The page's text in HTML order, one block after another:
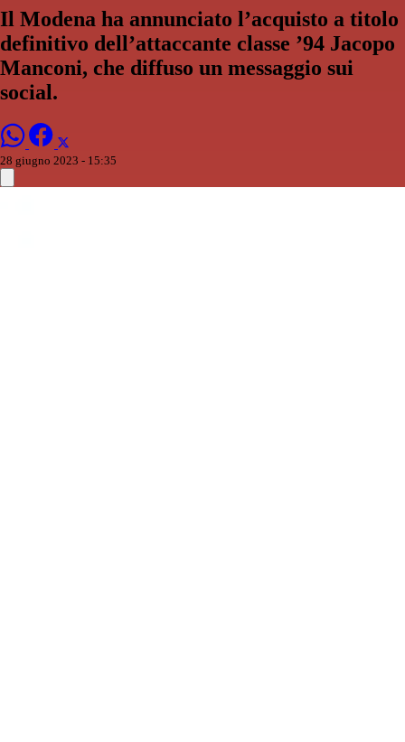
Il Modena ha annunciato l’acquisto a titolo
definitivo dell’attaccante classe ’94 Jacopo
Manconi, che diffuso un messaggio sui
social.
28 giugno 2023 - 15:35